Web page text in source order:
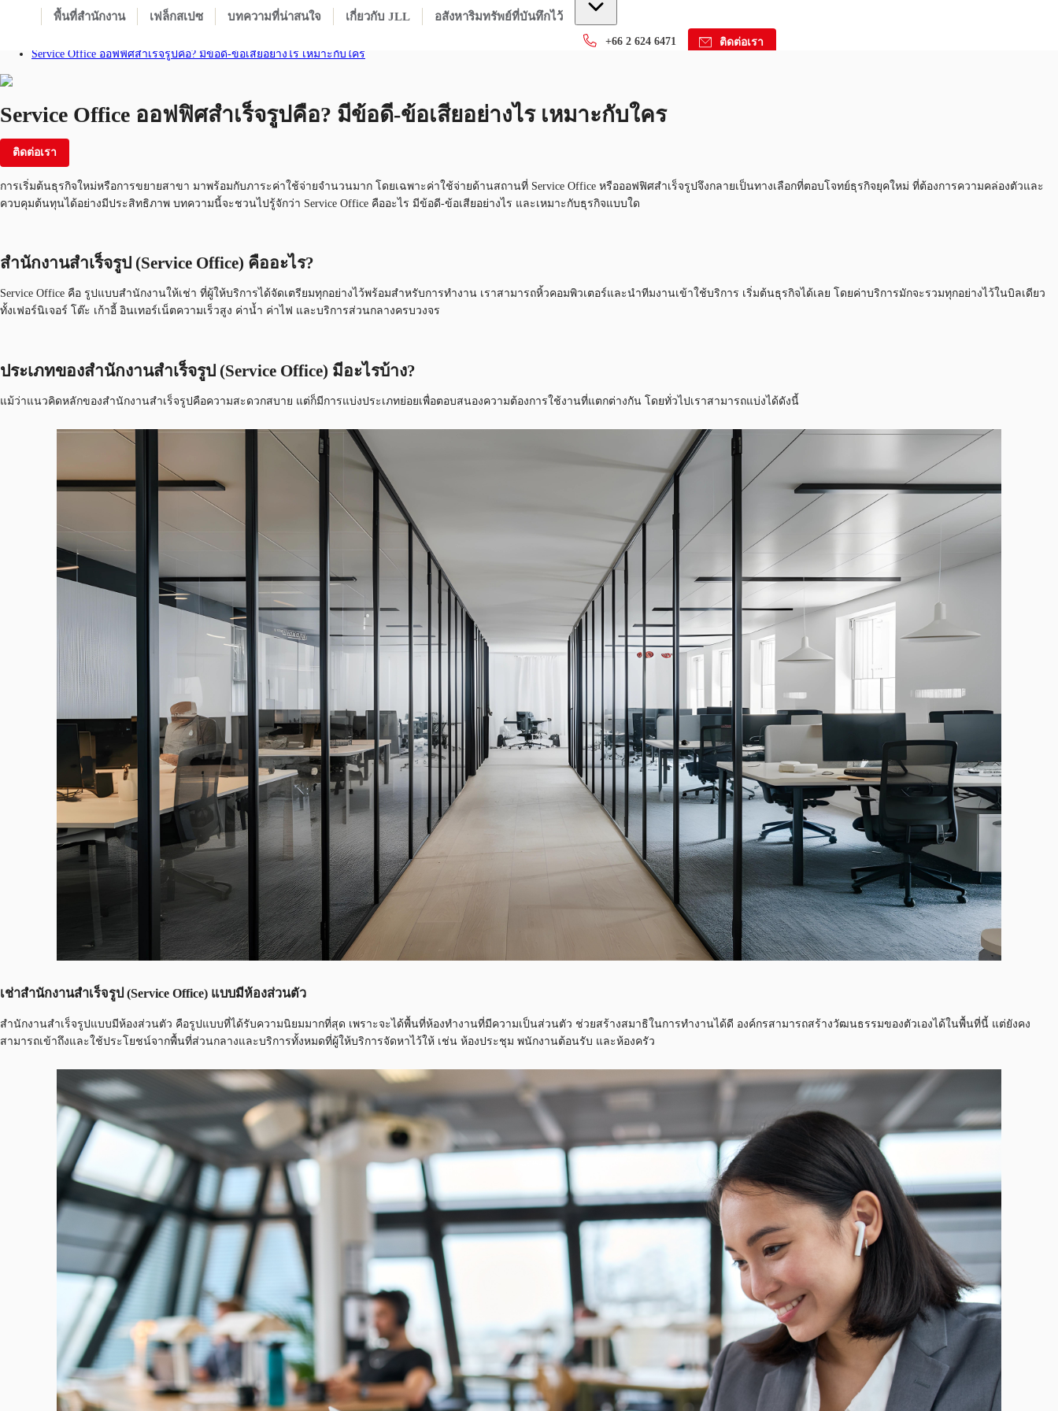
พื้นที่สำนักงาน เฟล็กสเปซ บทความที่น่าสนใจ เกี่ยวกับ JLL อสังหาริมทรัพย์ที่บันทึกไว้
+66 2 624 6471 ติดต่อเรา
Home
Service Office ออฟฟิศสำเร็จรูปคือ? มีข้อดี-ข้อเสียอย่างไร เหมาะกับใคร
Service Office ออฟฟิศสำเร็จรูปคือ? มีข้อดี-ข้อเสียอย่างไร เหมาะกับใคร
ติดต่อเรา
การเริ่มต้นธุรกิจใหม่หรือการขยายสาขา มาพร้อมกับภาระค่าใช้จ่ายจำนวนมาก โดยเฉพาะค่าใช้จ่ายด้านสถานที่ Service Office หรือออฟฟิศสำเร็จรูปจึงกลายเป็นทางเลือกที่ตอบโจทย์ธุรกิจยุคใหม่ ที่ต้องการความคล่องตัวและ
ควบคุมต้นทุนได้อย่างมีประสิทธิภาพ บทความนี้จะชวนไปรู้จักว่า Service Office คืออะไร มีข้อดี-ข้อเสียอย่างไร และเหมาะกับธุรกิจแบบใด
สำนักงานสำเร็จรูป (Service Office) คืออะไร?
Service Office คือ รูปแบบสำนักงานให้เช่า ที่ผู้ให้บริการได้จัดเตรียมทุกอย่างไว้พร้อมสำหรับการทำงาน เราสามารถหิ้วคอมพิวเตอร์และนำทีมงานเข้าใช้บริการ เริ่มต้นธุรกิจได้เลย โดยค่าบริการมักจะรวมทุกอย่างไว้ในบิลเดียว
ทั้งเฟอร์นิเจอร์ โต๊ะ เก้าอี้ อินเทอร์เน็ตความเร็วสูง ค่าน้ำ ค่าไฟ และบริการส่วนกลางครบวงจร
ประเภทของสำนักงานสำเร็จรูป (Service Office) มีอะไรบ้าง?
แม้ว่าแนวคิดหลักของสำนักงานสำเร็จรูปคือความสะดวกสบาย แต่ก็มีการแบ่งประเภทย่อยเพื่อตอบสนองความต้องการใช้งานที่แตกต่างกัน โดยทั่วไปเราสามารถแบ่งได้ดังนี้
เช่าสำนักงานสำเร็จรูป (Service Office) แบบมีห้องส่วนตัว
สำนักงานสำเร็จรูปแบบมีห้องส่วนตัว คือรูปแบบที่ได้รับความนิยมมากที่สุด เพราะจะได้พื้นที่ห้องทำงานที่มีความเป็นส่วนตัว ช่วยสร้างสมาธิในการทำงานได้ดี องค์กรสามารถสร้างวัฒนธรรมของตัวเองได้ในพื้นที่นี้ แต่ยังคง
สามารถเข้าถึงและใช้ประโยชน์จากพื้นที่ส่วนกลางและบริการทั้งหมดที่ผู้ให้บริการจัดหาไว้ให้ เช่น ห้องประชุม พนักงานต้อนรับ และห้องครัว